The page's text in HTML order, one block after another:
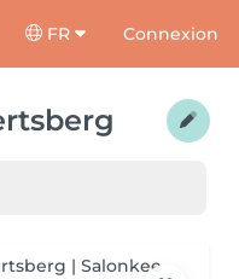
FR Connexion